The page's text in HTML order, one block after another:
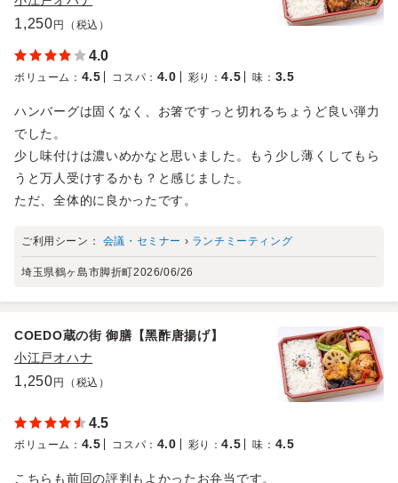
1,250 円（税込）
4.0
ボリューム ： 4.5 コスパ ： 4.0 彩り ：4.5 味 ： 3.5
ハンバーグは固くなく、お箸ですっと切れるちょうど良い弾力
でした。
少し味付けは濃いめかなと思いました。もう少し薄くしてもら
うと万人受けするかも？と感じました。
ただ、全体的に良かったです。
ご利用シーン： 会議・セミナー › ランチミーティング
埼玉県鶴ヶ島市脚折町2026/06/26
COEDO蔵の街 御膳【⿊酢唐揚げ】
小江戸オハナ
1,250 円（税込）
4.5
ボリューム ： 4.5 コスパ ： 4.0 彩り ：4.5 味 ： 4.5
こちらも前回の評判もよかったお弁当です。